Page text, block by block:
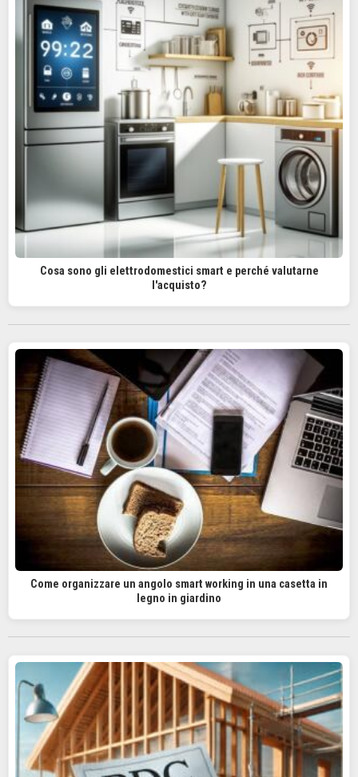
Cosa sono gli elettrodomestici smart e perché valutarne
l'acquisto?
Come organizzare un angolo smart working in una casetta in
legno in giardino